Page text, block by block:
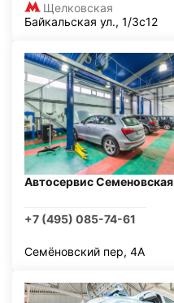
Щелковская
Байкальская ул., 1/3с12
Автосервис Семеновская
+7 (495) 085-74-61
Семёновский пер, 4А